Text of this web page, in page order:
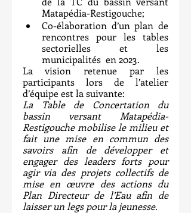
Matapédia-Restigouche;
Co-élaboration d’un plan de
rencontres pour les tables
sectorielles et les
municipalités  en 2023.
La vision retenue par les
participants lors de l’atelier
d’équipe est la suivante:
La Table de Concertation du
bassin versant Matapédia-
Restigouche mobilise le milieu et
fait une mise en commun des
savoirs afin de développer et
engager des leaders forts pour
agir via des projets collectifs de
mise en œuvre des actions du
Plan Directeur de l’Eau afin de
laisser un legs pour la jeunesse.